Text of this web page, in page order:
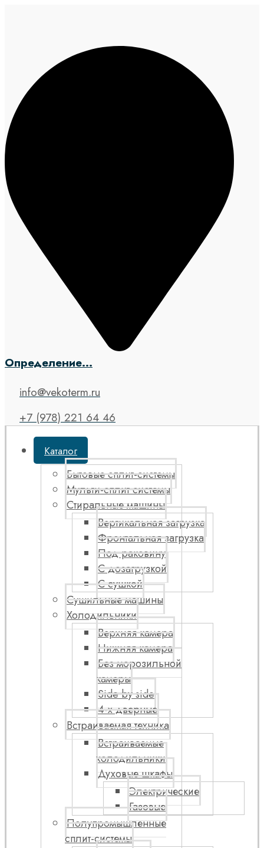
Определение...
info@vekoterm.ru
+7 (978) 221 64 46
Каталог
Бытовые сплит-системы
Мульти-сплит системы
Стиральные машины
Вертикальная загрузка
Фронтальная загрузка
Под раковину
С дозагрузкой
С сушкой
Сушильные машины
Холодильники
Верхняя камера
Нижняя камера
Без морозильной
камеры
Side by side
4-х дверные
Встраиваемая техника
Встраиваемые
холодильники
Духовые шкафы
Электрические
Газовые
Полупромышленные
сплит-системы